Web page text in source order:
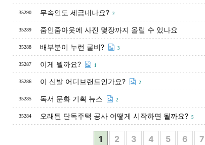
35290 무속인도 세금내나요? 2
35289 줌인줌아웃에 사진 몇장까지 올릴 수 있나요
35288 배부분이 누런 굴비? 3
35287 이게 뭘까요? 1
35286 이 신발 어디브랜드인가요? 2
35285 독서 문화 기획 뉴스 2
35284 오래된 단독주택 공사 어떻게 시작하면 될까요? 5
1 2 3 4 5 6 7